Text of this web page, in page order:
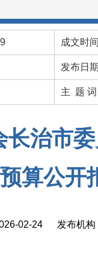
成文时
发布日
主 题 词
长治市
算公开
02-24 发布机构